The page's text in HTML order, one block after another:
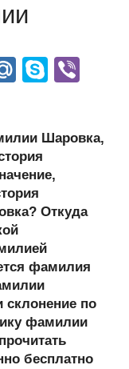
M
u
S
e
Шаровка,
Откуда
фамилия
склонение по
фамилии
бесплатно